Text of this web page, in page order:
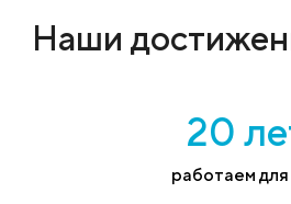
Наши
20
работаем для